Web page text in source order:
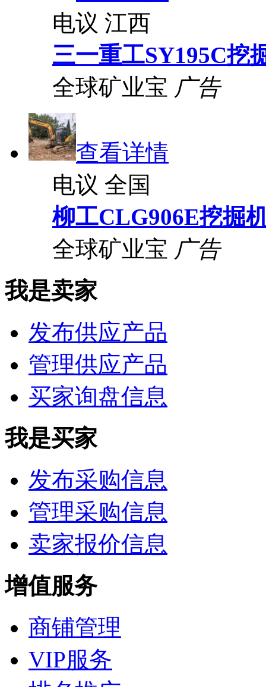
电议 江西
三一重工SY195C挖
全球矿业宝 广告
查看详情
电议 全国
柳工CLG906E挖掘
全球矿业宝 广告
我是卖家
发布供应产品
管理供应产品
买家询盘信息
我是买家
发布采购信息
管理采购信息
卖家报价信息
增值服务
商铺管理
VIP服务